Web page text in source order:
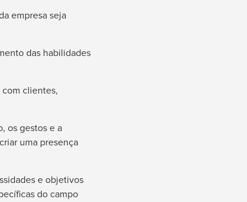
empresa seja
das habilidades
clientes,
os gestos e a
uma presença
e objetivos
do campo